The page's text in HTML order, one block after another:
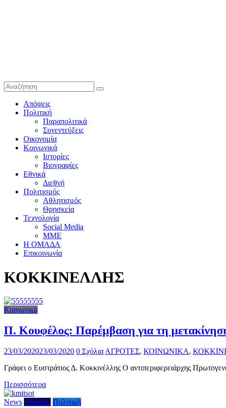
Απόψεις
Πολιτική
Παραπολιτικά
Συνεντεύξεις
Οικονομία
Κοινωνικά
Ιστορίες
Βιογραφίες
Εθνικά
Διεθνή
Πολιτισμός
Αθλητισμός
Θρησκεία
Τεχνολογία
Social Media
ΜΜΕ
Η ΟΜΑΔΑ
Επικοινωνία
ΚΟΚΚΙΝΕΛΛΗΣ
Κοινωνικά
Π. Κουφέλος: Παρέμβαση για τη
23/03/202023/03/2020 0 Σχόλια ΑΓΡΟΤΕΣ, ΚΟΙΝΩΝΙΚΑ,
Γράφει ο Ευστράτιος Δ. Κοκκινέλλης Ο αντιπεριφερειάρχης
Περισσότερα
News Απόψεις Πολιτική